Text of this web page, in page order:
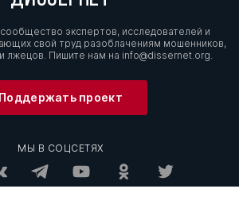
экспертов, исследователей и
свой труд разоблачениям мошенников,
лжецов. Пишите нам на info@dissernet.org.
Поддержать проект
МЫ В СОЦСЕТЯХ